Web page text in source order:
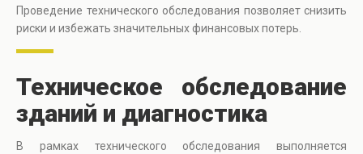
Проведение технического обследования позволяет снизить
риски и избежать значительных финансовых потерь.
Техническое обследование
зданий и диагностика
В рамках технического обследования выполняется